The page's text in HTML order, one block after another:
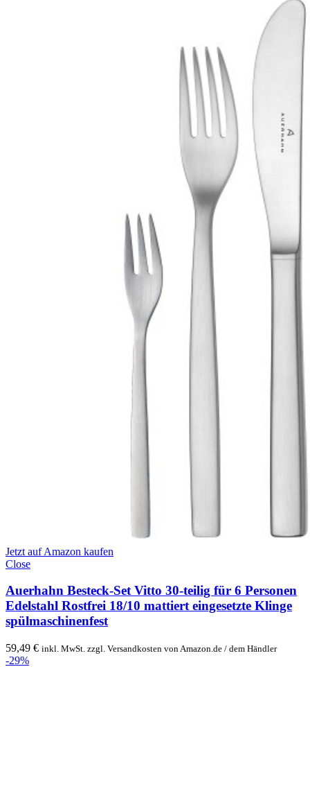
Jetzt auf Amazon kaufen
Close
Auerhahn Besteck-Set Vitto 30-teilig für 6 Personen
Edelstahl Rostfrei 18/10 mattiert eingesetzte Klinge
spülmaschinenfest
59,49 € inkl. MwSt. zzgl. Versandkosten von Amazon.de / dem Händler
-29%